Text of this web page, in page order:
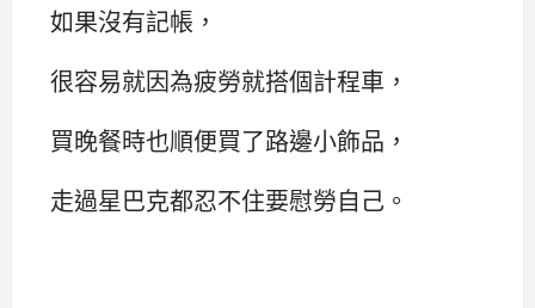
如果沒有記帳，
很容易就因為疲勞就搭個計程車，
買晚餐時也順便買了路邊小飾品，
走過星巴克都忍不住要慰勞自己。